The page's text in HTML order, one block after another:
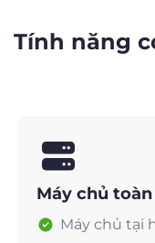
Tính năng
Máy chủ
Máy chủ tại